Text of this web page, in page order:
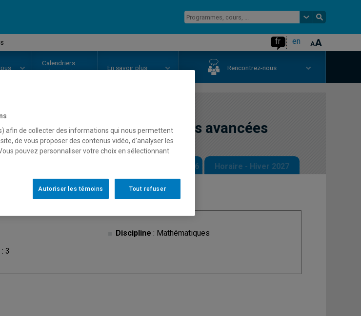
fr en
Calendriers
universitaires
En savoir plus Rencontrez-nous
-Séries chronologiques avancées
Horaire - Automne 2026 Horaire - Hiver 2027
: 3
Discipline : Mathématiques
afin de collecter des informations qui nous permettent
de vous proposer des contenus vidéo, d’analyser les
pouvez personnaliser votre choix en sélectionnant
Tout refuser
Autoriser les témoins